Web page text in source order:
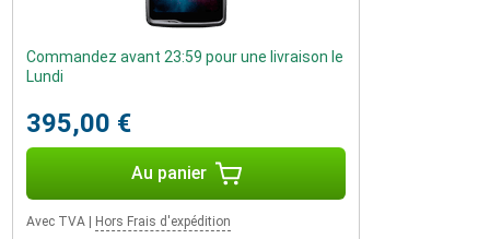
Commandez avant 23:59 pour une livraison le
Lundi
395,00 €
Au panier
Avec TVA Hors Frais d'expédition